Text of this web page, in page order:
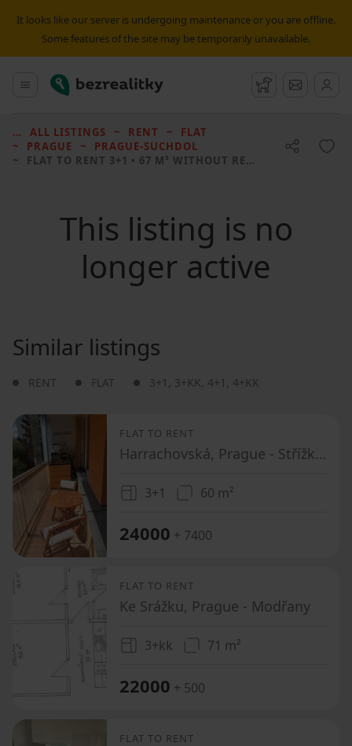
It looks like our server is undergoing maintenance or you are offline.
Some features of the site may be temporarily unavailable.
Main menu
Bezrealitky Watchdog
ALL LISTINGS RENT
FLAT
PRAGUE
PRAGUE-SUCHDOL
FLAT TO RENT 3+1 • 67 M² WITHOUT REAL ESTATE
This listing is no
longer active
Similar listings
RENT FLAT 3+1 , 3+KK, 4+1 , 4+KK
FLAT TO RENT
Harrachovská, Prague - Střížkov
3+1 60 m²
24000 + 7400
FLAT TO RENT
Ke Srážku, Prague - Modřany
3+kk 71 m²
22000 + 500
FLAT TO RENT